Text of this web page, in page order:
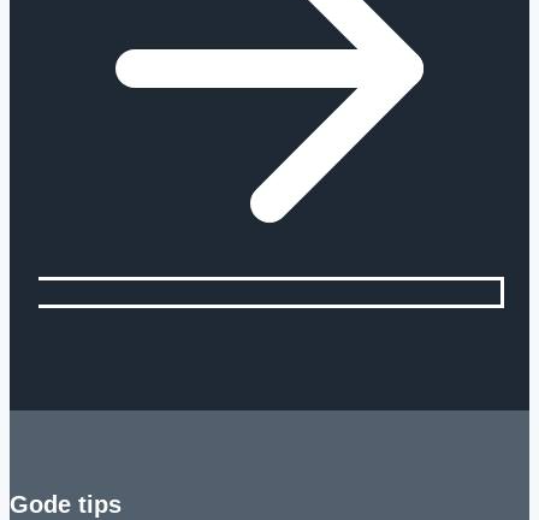
Gode tips